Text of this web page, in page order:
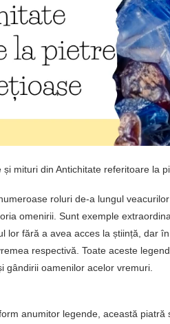
și mituri din Antichitate referitoare la
roluri de-a lungul
omenirii. Sunt exemple
lor fără a avea acces la știință, dar
respectivă. Toate aceste
gândirii oamenilor acelor vremuri.
anumitor legende, această